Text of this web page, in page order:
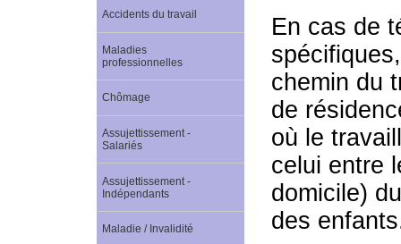
En cas de
chemin du
de
où le
celui entre
domicile)
des
Accidents du travail
Maladies
professionnelles
Chômage
Assujettissement -
Salariés
Assujettissement -
Indépendants
Maladie / Invalidité